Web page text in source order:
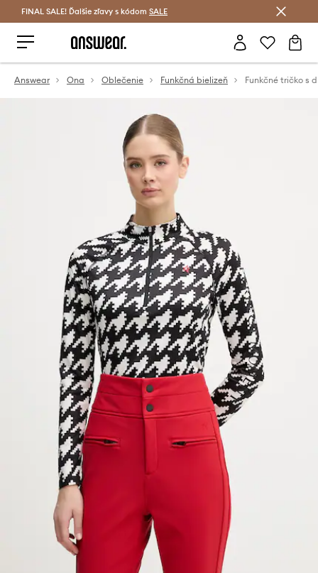
Šetrite s Answear Club >
FINAL SALE! Ďalšie zľavy s kódom SALE
Answear Ona Oblečenie Funkčná bielizeň